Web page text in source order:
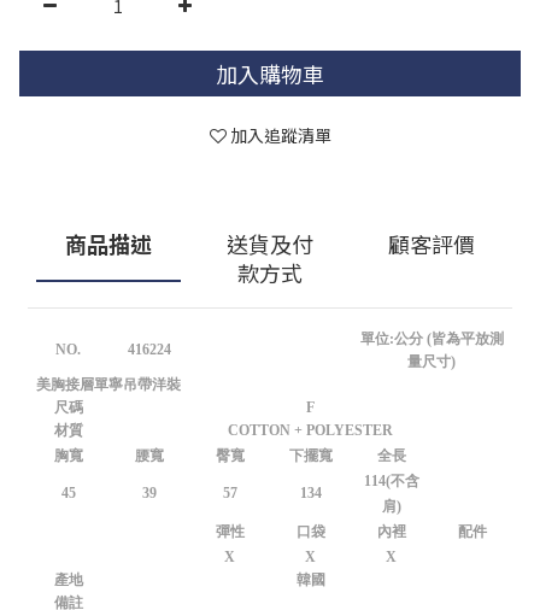
加入購物車
加入追蹤清單
商品描述
送貨及付
款方式
顧客評價
NO. 416224
單位:公分 (皆為平放測
量尺寸)
美胸接層單寧吊帶洋裝
尺碼
F
材質
COTTON + POLYESTER
胸寬
腰寬 臀寬 下擺寬 全長
45 39 57 134
114(不含
肩)
彈性
口袋 內裡
配件
X
X
X
產地
韓國
備註